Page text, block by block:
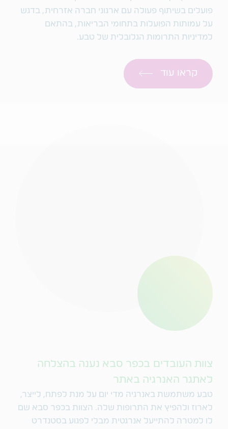
פועלים בשיתוף פעולה עם ארגוני חברה אזרחית, בדגש
על עמותות הפועלות בתחומי הבריאות, בהתאם
למדיניות התרומות הגלובלית של טבע.
קראו עוד
צוות העובדים בכפר סבא נענה בהצלחה
לאתגר האנרגיה באתר
טבע משתמשת באנרגיה מדי יום על מנת לפתח, לייצר,
לארוז ולהפיץ את התרופות שלה. הצוות בכפר סבא שם
לו למטרה להתייעל אנרגטית מבלי לפגוע בסטנדרט